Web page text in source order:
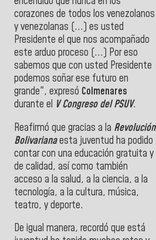
corazones de todos los venezolanos
y venezolanas (...) es usted
Presidente el que nos acompañado
este arduo proceso (...) Por eso
sabemos que con usted Presidente
podemos soñar ese futuro en
grande", expresó Colmenares
durante el V Congreso del PSUV.
Reafirmó que gracias a la Revolución
Bolivarianaesta juventud ha podido
contar con una educación gratuita y
de calidad, así como también
acceso a la salud, a la ciencia, a la
tecnología, a la cultura, música,
teatro, y deporte.
De igual manera, recordó que está